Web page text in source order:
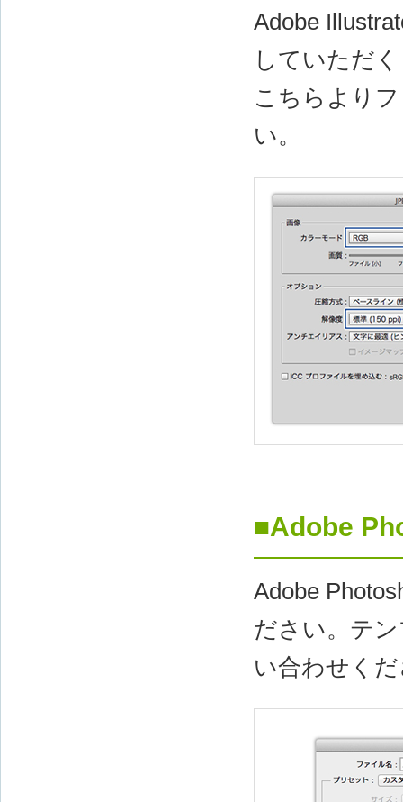
Adobe
していただ
こちらより
い。
■Adobe
Adobe
ださい。テ
い合わせく